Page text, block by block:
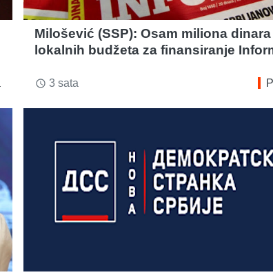
Milošević (SSP): Osam miliona dinara
lokalnih budžeta za finansiranje
access_time 3 sata